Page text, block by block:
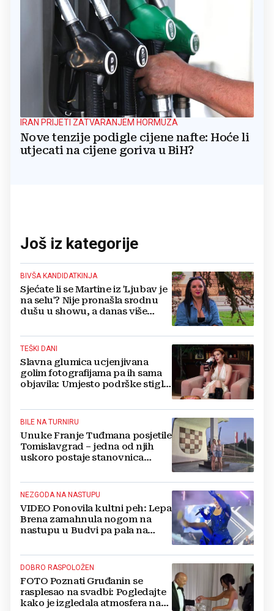
IRAN PRIJETI ZATVARANJEM HORMUZA
Nove tenzije podigle cijene nafte: Hoće li
utjecati na cijene goriva u BiH?
Još iz kategorije
BIVŠA KANDIDATKINJA
Sjećate li se Martine iz 'Ljubav je
na selu'? Nije pronašla srodnu
dušu u showu, a danas više
TEŠKI DANI
Slavna glumica ucjenjivana
golim fotografijama pa ih sama
objavila: Umjesto podrške stigle
BILE NA TURNIRU
Unuke Franje Tuđmana posjetile
Tomislavgrad – jedna od njih
uskoro postaje stanovnica
NEZGODA NA NASTUPU
VIDEO Ponovila kultni peh: Lepa
Brena zamahnula nogom na
nastupu u Budvi pa pala na
DOBRO RASPOLOŽEN
FOTO Poznati Gruđanin se
rasplesao na svadbi: Pogledajte
kako je izgledala atmosfera na